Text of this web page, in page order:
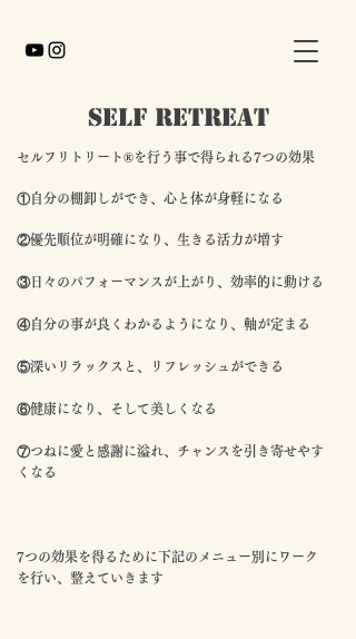
セルフリトリート®︎を行う事で得られる7つの効果
​①自分の棚卸しができ、心と体が身軽になる
②優先順位が明確になり、生きる活力が増す
③日々のパフォーマンスが上がり、効率的に動ける
④自分の事が良くわかるようになり、軸が定まる
⑤深いリラックスと、リフレッシュができる
⑥健康になり、そして美しくなる
⑦つねに愛と感謝に溢れ、チャンスを引き寄せやす
くなる
​7つの効果を得るために下記のメニュー別にワーク
を行い、整えていきます
self retreat